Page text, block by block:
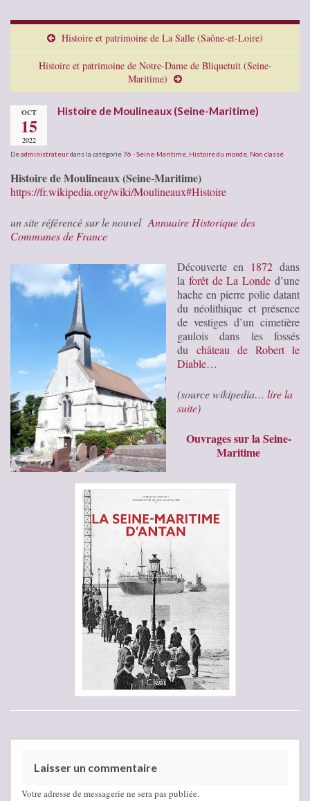
Histoire et patrimoine de La Salle (Saône-et-Loire)
Histoire et patrimoine de Notre-Dame de Bliquetuit (Seine-
Maritime)
OCT
15
2022
Histoire de Moulineaux (Seine-Maritime)
Deadministrateurdans la catégorie76 - Seine-Maritime Histoire du monde Non classé
Histoire de Moulineaux (Seine-Maritime)
https://fr.wikipedia.org/wiki/Moulineaux#Histoire
un site référencé sur le nouvel Annuaire Historique des
Communes de France
Découverte en 1872 dans
laforêt de La Londed’une
hache en pierre polie datant
du néolithique et présence
de vestiges d’un cimetière
gaulois dans les fossés
du château de Robert le
Diable…
(source wikipedia… lire la
suite)
Ouvrages sur la Seine-
Maritime
Laisser un commentaire
Votre adresse de messagerie ne sera pas publiée.